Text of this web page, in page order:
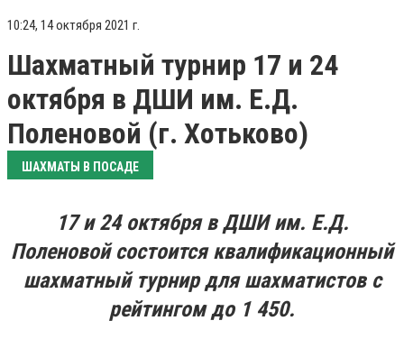
10:24, 14 октября 2021 г.
Шахматный турнир 17 и 24
октября в ДШИ им. Е.Д.
Поленовой (г. Хотьково)
ШАХМАТЫ В ПОСАДЕ
17 и 24 октября в ДШИ им. Е.Д.
Поленовой состоится квалификационный
шахматный турнир для шахматистов с
рейтингом до 1 450.